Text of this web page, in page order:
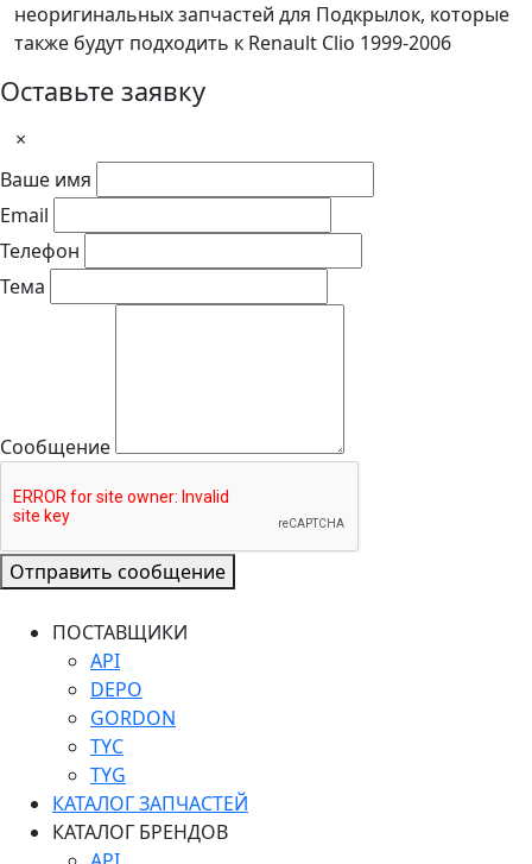
неоригинальных запчастей для Подкрылок, которые
также будут подходить к Renault Clio 1999-2006
Оставьте заявку
×
Ваше имя
Email
Телефон
Тема
Сообщение
Отправить сообщение
ПОСТАВЩИКИ
API
DEPO
GORDON
TYC
TYG
КАТАЛОГ ЗАПЧАСТЕЙ
КАТАЛОГ БРЕНДОВ